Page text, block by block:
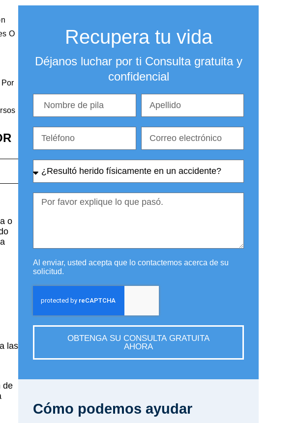
O
o
las
de
Recupera tu vida
Déjanos luchar por ti Consulta gratuita y
confidencial
Al enviar, usted acepta que lo contactemos acerca de su
solicitud.
OBTENGA SU CONSULTA GRATUITA
AHORA
Cómo podemos ayudar